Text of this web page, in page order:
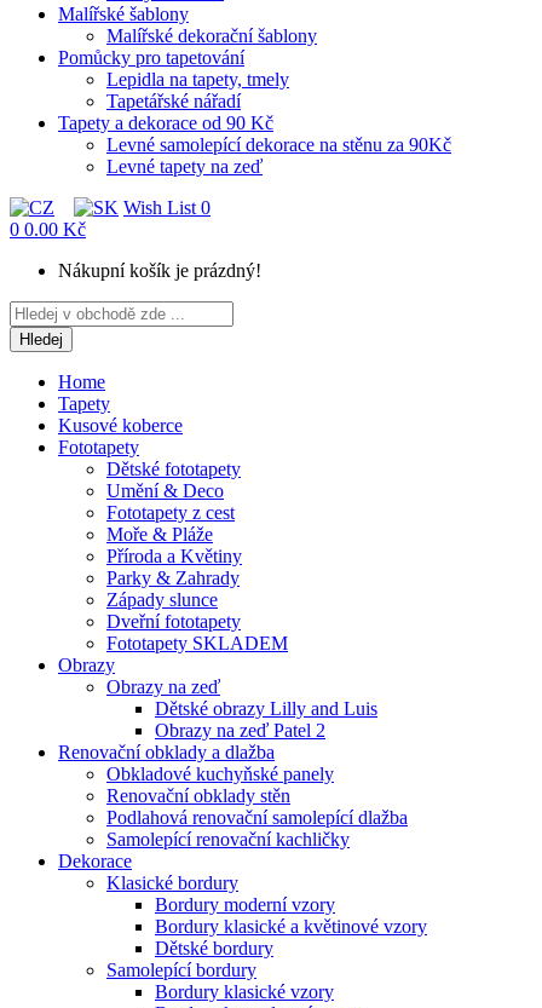
Malířské šablony
Malířské dekorační šablony
Pomůcky pro tapetování
Lepidla na tapety, tmely
Tapetářské nářadí
Tapety a dekorace od 90 Kč
Levné samolepící dekorace na stěnu za 90Kč
Levné tapety na zeď
Wish List 0
0 0.00 Kč
Nákupní košík je prázdný!
Hledej
Home
Tapety
Kusové koberce
Fototapety
Dětské fototapety
Umění & Deco
Fototapety z cest
Moře & Pláže
Příroda a Květiny
Parky & Zahrady
Západy slunce
Dveřní fototapety
Fototapety SKLADEM
Obrazy
Obrazy na zeď
Dětské obrazy Lilly and Luis
Obrazy na zeď Patel 2
Renovační obklady a dlažba
Obkladové kuchyňské panely
Renovační obklady stěn
Podlahová renovační samolepící dlažba
Samolepící renovační kachličky
Dekorace
Klasické bordury
Bordury moderní vzory
Bordury klasické a květinové vzory
Dětské bordury
Samolepící bordury
Bordury klasické vzory